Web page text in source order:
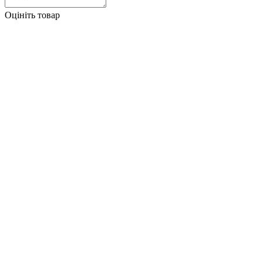
Оцініть товар